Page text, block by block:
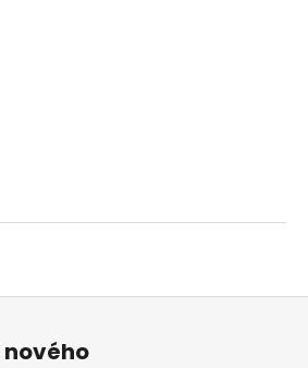
nového